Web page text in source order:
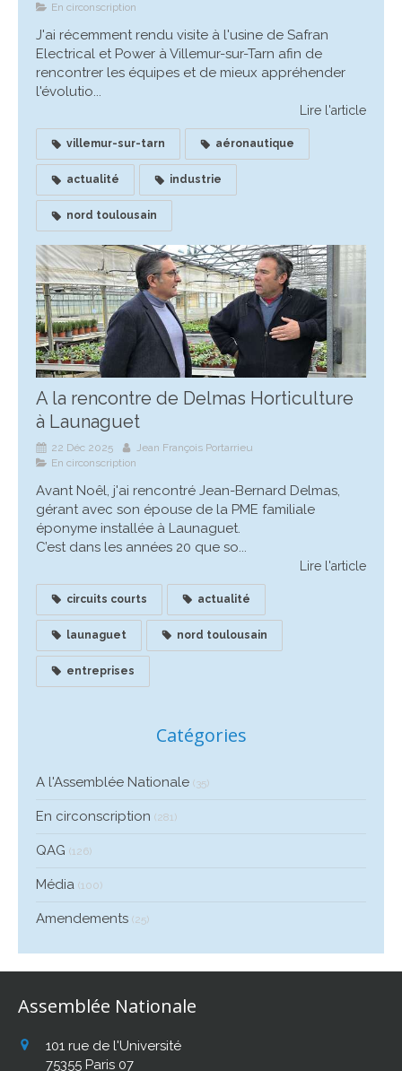
En circonscription
J'ai récemment rendu visite à l'usine de Safran
Electrical et Power à Villemur-sur-Tarn afin de
rencontrer les équipes et de mieux appréhender
l'évolutio...
Lire l'article
villemur-sur-tarn aéronautique
actualité industrie
nord toulousain
A la rencontre de Delmas Horticulture
à Launaguet
22 Déc 2025
Jean François Portarrieu
En circonscription
Avant Noêl, j'ai rencontré Jean-Bernard Delmas,
gérant avec son épouse de la PME familiale
éponyme installée à Launaguet.
C’est dans les années 20 que so...
Lire l'article
circuits courts actualité
launaguet nord toulousain
entreprises
Catégories
A l'Assemblée Nationale (35)
En circonscription (281)
QAG (126)
Média (100)
Amendements (25)
Assemblée Nationale
101 rue de l'Université
75355 Paris 07